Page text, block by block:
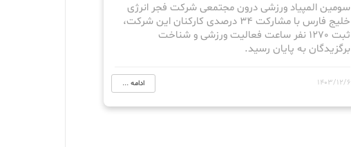
سومین المپیاد ورزشی درون مجتمعی شرکت فجر انرژی
خلیج فارس با مشارکت 34 درصدی کارکنان این شرکت،
ثبت 1270 نفر ساعت فعالیت ورزشی و شناخت
برگزیدگان به پایان رسید.
1403/12/6 ادامه ...